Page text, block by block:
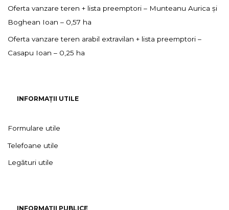
Oferta vanzare teren + lista preemptori – Munteanu Aurica și
Boghean Ioan – 0,57 ha
Oferta vanzare teren arabil extravilan + lista preemptori –
Casapu Ioan – 0,25 ha
INFORMAȚII UTILE
Formulare utile
Telefoane utile
Legături utile
INFORMAȚII PUBLICE